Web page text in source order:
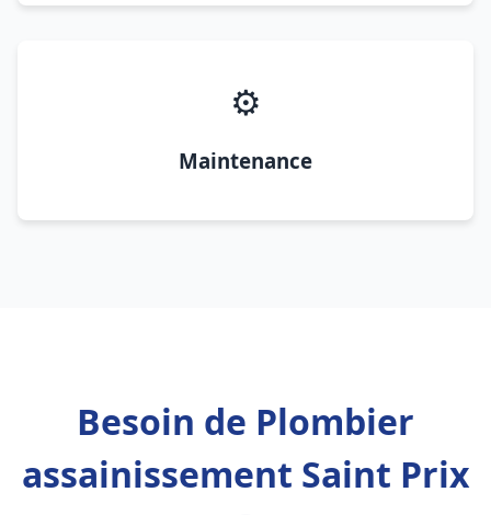
⚙️
Maintenance
Besoin de Plombier
assainissement Saint Prix